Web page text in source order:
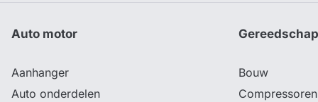
Auto motor
Aanhanger
Auto onderdelen
Gereedschap
Bouw
Compressoren